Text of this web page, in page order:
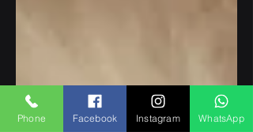
Phone Facebook Instagram WhatsApp